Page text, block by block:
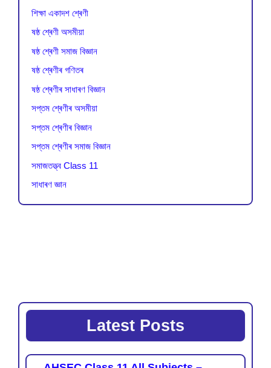
শিক্ষা একাদশ শ্ৰেণী
ষষ্ঠ শ্ৰেণী অসমীয়া
ষষ্ঠ শ্ৰেণী সমাজ বিজ্ঞান
ষষ্ঠ শ্ৰেণীৰ গণিতৰ
ষষ্ঠ শ্ৰেণীৰ সাধাৰণ বিজ্ঞান
সপ্তম শ্ৰেণীৰ অসমীয়া
সপ্তম শ্ৰেণীৰ বিজ্ঞান
সপ্তম শ্ৰেণীৰ সমাজ বিজ্ঞান
সমাজতত্ত্ব Class 11
সাধাৰণ জ্ঞান
Latest Posts